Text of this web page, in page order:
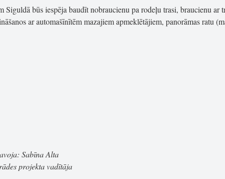
Siguldā būs iespēja baudīt nobraucienu pa rodeļu trasi, braucienu ar
ar automašīnītēm mazajiem apmeklētājiem, panorāmas ratu
Sabīna Alta
projekta vadītāja